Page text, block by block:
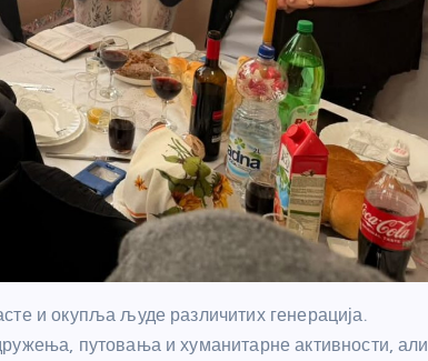
и окупља људе различитих генерација.
путовања и хуманитарне активности, али